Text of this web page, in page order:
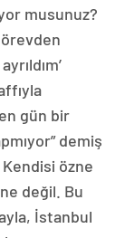
musunuz?
gün bir
demiş
özne
değil. Bu
İstanbul